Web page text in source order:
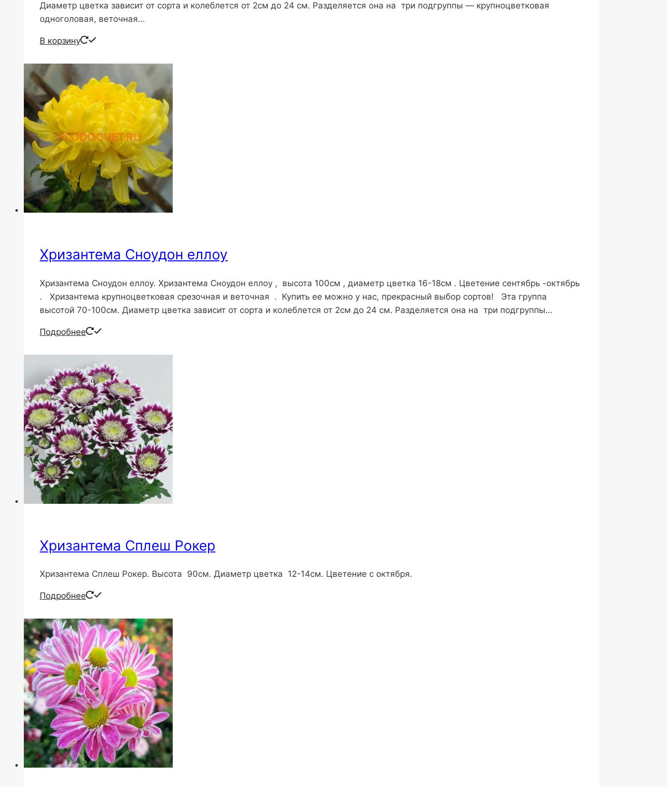
Диаметр цветка зависит от сорта и колеблется от 2см до 24 см. Разделяется она на три подгруппы — крупноцветковая
одноголовая, веточная…
В корзину
Хризантема Сноудон еллоу
Хризантема Сноудон еллоу. Хризантема Сноудон еллоу , высота 100см , диаметр цветка 16-18см . Цветение сентябрь -октябрь
. Хризантема крупноцветковая срезочная и веточная . Купить ее можно у нас, прекрасный выбор сортов! Эта группа
высотой 70-100см. Диаметр цветка зависит от сорта и колеблется от 2см до 24 см. Разделяется она на три подгруппы…
Подробнее
Хризантема Сплеш Рокер
Хризантема Сплеш Рокер. Высота 90см. Диаметр цветка 12-14см. Цветение с октября.
Подробнее